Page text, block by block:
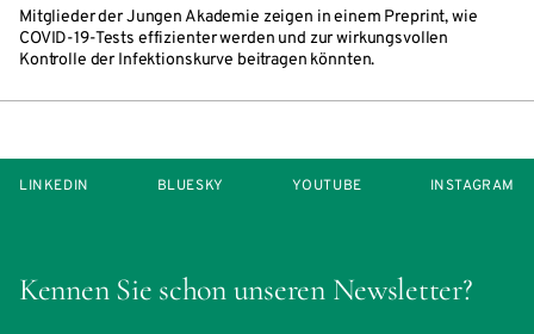
Mitglieder der Jungen Akademie zeigen in einem Preprint, wie
COVID-19-Tests effizienter werden und zur wirkungsvollen
Kontrolle der Infektionskurve beitragen könnten.
Kennen Sie schon unseren Newsletter?
LINKEDIN BLUESKY YOUTUBE INSTAGRAM